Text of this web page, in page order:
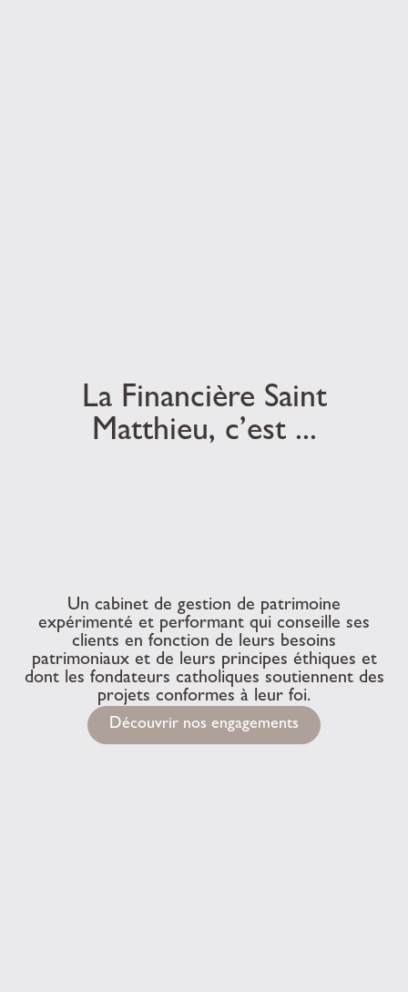
La Financière Saint
Matthieu, c’est ...
Un cabinet de gestion de patrimoine
expérimenté et performant qui conseille ses
clients en fonction de leurs besoins
patrimoniaux et de leurs principes éthiques et
dont les fondateurs catholiques soutiennent des
projets conformes à leur foi.
Découvrir nos engagements